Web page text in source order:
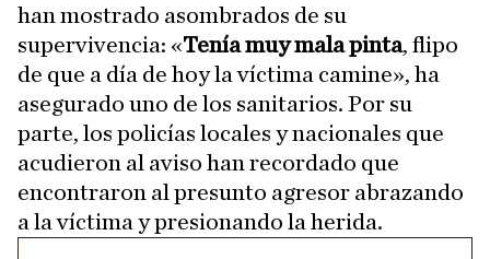
han mostrado asombrados de su
supervivencia: «Tenía muy mala pinta, flipo
de que a día de hoy la víctima camine», ha
asegurado uno de los sanitarios. Por su
parte, los policías locales y nacionales que
acudieron al aviso han recordado que
encontraron al presunto agresor abrazando
a la víctima y presionando la herida.